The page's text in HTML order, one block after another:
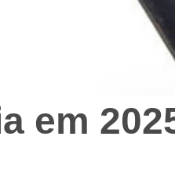
em